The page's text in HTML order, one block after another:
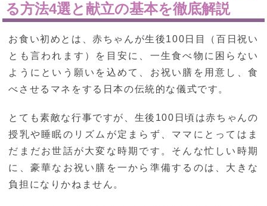
る方法4選と献立の基本を徹底解説
お食い初めとは、赤ちゃんが生後100日目（百日祝い
とも言われます）を目安に、一生食べ物に困らない
ようにという願いを込めて、お祝い膳を用意し、食
べさせるマネをする日本の伝統的な儀式です。
とても素敵な行事ですが、生後100日頃は赤ちゃんの
授乳や睡眠のリズムが定まらず、ママにとってはま
だまだお世話が大変な時期です。そんな忙しい時期
に、豪華なお祝い膳を一から準備するのは、大きな
負担になりかねません。